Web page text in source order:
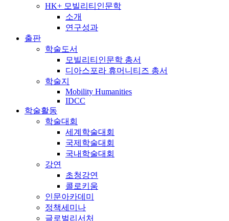
HK+ 모빌리티인문학
소개
연구성과
출판
학술도서
모빌리티인문학 총서
디아스포라 휴머니티즈 총서
학술지
Mobility Humanities
IDCC
학술활동
학술대회
세계학술대회
국제학술대회
국내학술대회
강연
초청강연
콜로키움
인문아카데미
정책세미나
글로벌리서처